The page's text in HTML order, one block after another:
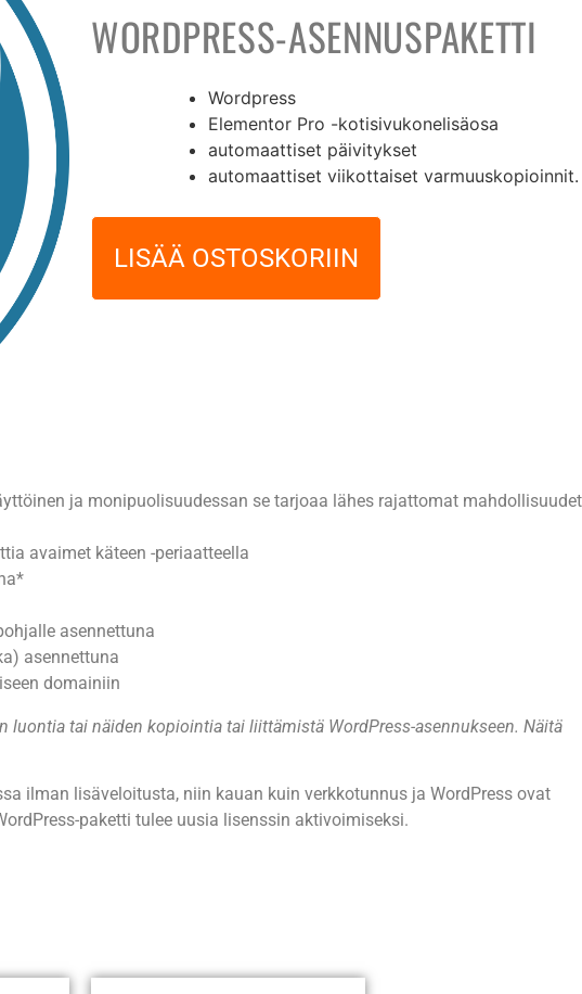
WORDPRESS-ASENNUSPAKETTI
Wordpress
Elementor Pro -kotisivukonelisäosa
automaattiset päivitykset
automaattiset viikottaiset varmuuskopioinnit.
LISÄÄ OSTOSKORIIN
ja monipuolisuudessan se tarjoaa lähes rajattomat
avaimet käteen -periaatteella
asennettuna
asennettuna
domainiin
tai näiden kopiointia tai liittämistä WordPress-asennukseen. Näitä
ilman lisäveloitusta, niin kauan kuin verkkotunnus ja WordPress ovat
paketti tulee uusia lisenssin aktivoimiseksi.